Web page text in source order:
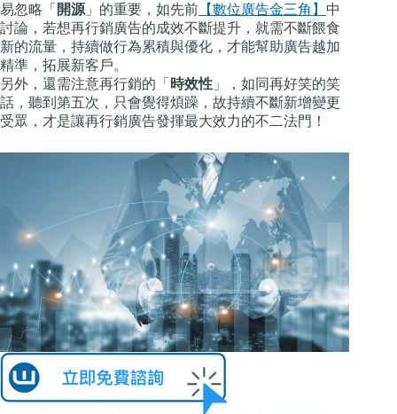
易忽略「 開源 」的重要，如先前 【數位廣告金三角】 中
討論，若想再行銷廣告的成效不斷提升，就需不斷餵食
新的流量，持續做行為累積與優化，才能幫助廣告越加
精準，拓展新客戶。
另外，還需注意再行銷的「 時效性 」，如同再好笑的笑
話，聽到第五次，只會覺得煩躁，故持續不斷新增變更
受眾，才是讓再行銷廣告發揮最大效力的不二法門！